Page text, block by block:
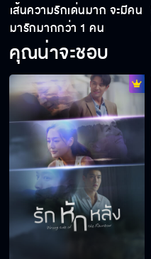
เส้นความรักเด่นมาก จะมีคน
มารักมากกว่า 1 คน
คุณน่าจะชอบ